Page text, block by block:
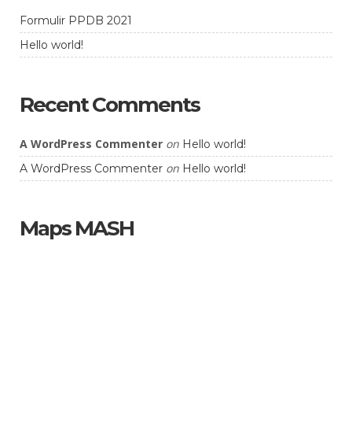
Formulir PPDB 2021
Hello world!
Recent Comments
A WordPress Commenter on Hello world!
A WordPress Commenter on Hello world!
Maps MASH